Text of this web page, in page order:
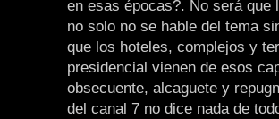
en esas épocas?. No será
no solo no se hable del tema
que los hoteles, complejos y
presidencial vienen de esos
obsecuente, alcaguete y
del canal 7 no dice nada de